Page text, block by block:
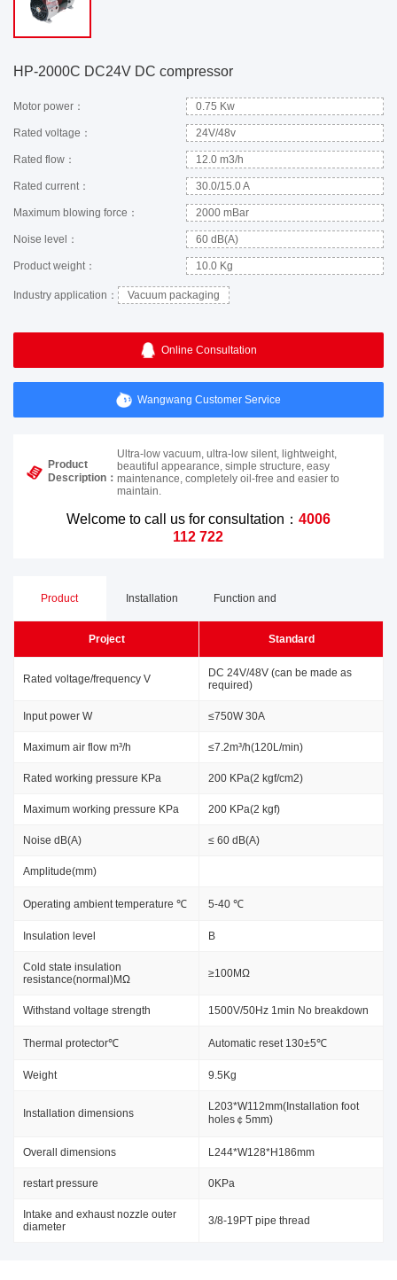
HP-2000C DC24V DC compressor
Motor power： 0.75 Kw
Rated voltage： 24V/48v
Rated flow： 12.0 m3/h
Rated current： 30.0/15.0 A
Maximum blowing force： 2000 mBar
Noise level： 60 dB(A)
Product weight： 10.0 Kg
Industry application： Vacuum packaging
Online Consultation
Wangwang Customer Service
Product
Description：
Ultra-low vacuum, ultra-low silent, lightweight,
beautiful appearance, simple structure, easy
maintenance, completely oil-free and easier to
maintain.
Welcome to call us for consultation： 4006
112 722
Product Installation
Dimensions
Function and
Advantages
Project Standard
Rated voltage/frequency V
DC 24V/48V (can be made as
required)
Input power W ≤750W 30A
Maximum air flow m³/h ≤7.2m³/h(120L/min)
Rated working pressure KPa 200 KPa(2 kgf/cm2)
Maximum working pressure KPa 200 KPa(2 kgf)
Noise dB(A) ≤ 60 dB(A)
Amplitude(mm)
Operating ambient temperature ℃ 5-40 ℃
Insulation level B
Cold state insulation
resistance(normal)MΩ
≥100MΩ
Withstand voltage strength 1500V/50Hz 1min No breakdown
Thermal protector℃ Automatic reset 130±5℃
Weight 9.5Kg
Installation dimensions
L203*W112mm(Installation foot
holes￠5mm)
Overall dimensions L244*W128*H186mm
restart pressure 0KPa
Intake and exhaust nozzle outer
diameter
3/8-19PT pipe thread